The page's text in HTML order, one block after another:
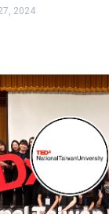
2024